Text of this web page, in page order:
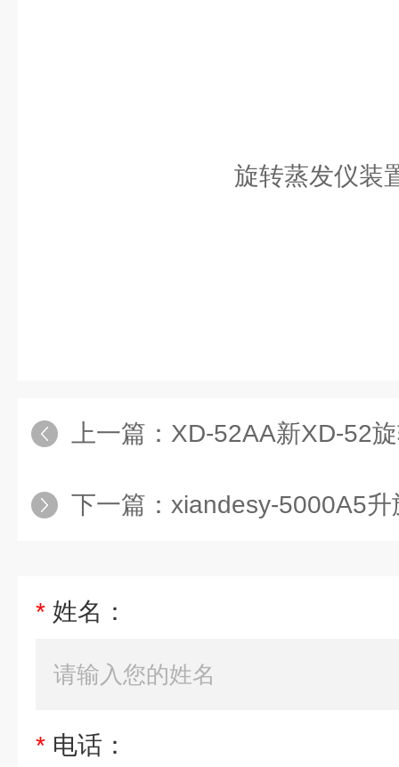
旋转蒸发仪装
上一篇： XD-52AA新XD-52
下一篇： xiandesy-5000A5升
* 姓名：
* 电话：